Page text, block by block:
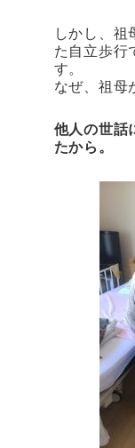
しかし、祖
た自立歩行
す。
なぜ、祖母
他人の世話
たから。